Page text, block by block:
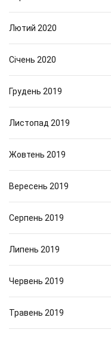
Лютий 2020
Січень 2020
Грудень 2019
Листопад 2019
Жовтень 2019
Вересень 2019
Серпень 2019
Липень 2019
Червень 2019
Травень 2019